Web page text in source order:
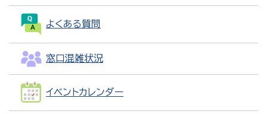
よくある質問
窓口混雑状況
イベントカレンダー